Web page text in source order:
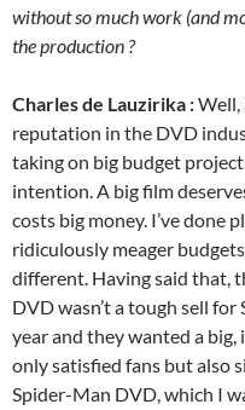
without so much work (and
the production ?
Charles de Lauzirika :Well,
reputation in the DVD
taking on big budget
intention. A big film
costs big money. I’ve done
ridiculously meager
different. Having said that,
DVD wasn’t a tough sell
year and they wanted a
only satisfied fans but also
Spider-Man DVD, which I